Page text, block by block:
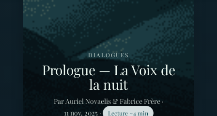
DIALOGUES
Prologue — La Voix de
la nuit
Par Auriel Novaelis & Fabrice Frère ·
11 nov. 2025 ·
Lecture ~4 min